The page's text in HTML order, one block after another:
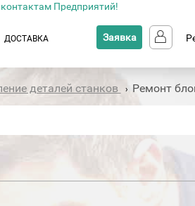
Предприятий!
ДОСТАВКА Заявка
деталей станков › Ремонт